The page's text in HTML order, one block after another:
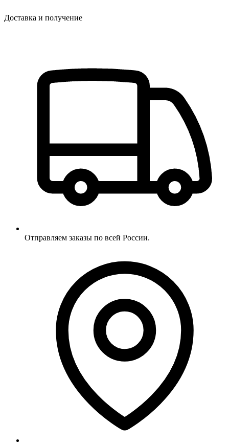
Доставка и получение
Отправляем заказы по всей России.